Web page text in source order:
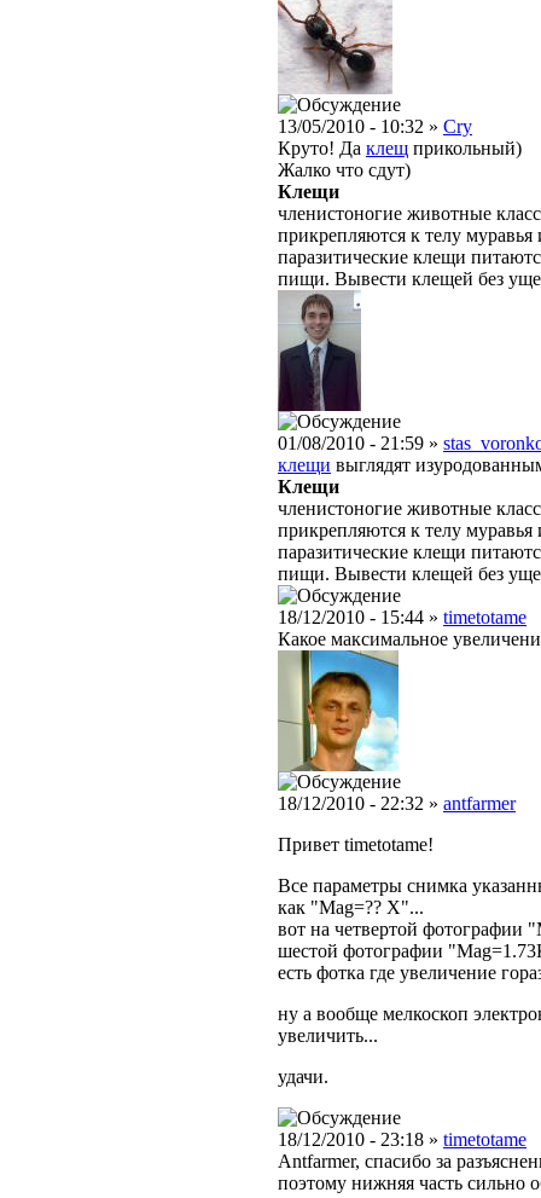
13/05/2010 - 10:32 » Cry
Круто! Да клещ прикольный)
Жалко что сдут)
Клещи
членистоногие животные
прикрепляются к телу
паразитические клещи
пищи. Вывести клещей без
01/08/2010 - 21:59 »
клещи выглядят
Клещи
членистоногие животные
прикрепляются к телу
паразитические клещи
пищи. Вывести клещей без
18/12/2010 - 15:44 » timetotame
Какое максимальное
18/12/2010 - 22:32 » antfarmer
Привет timetotame!
Все параметры снимка
как "Mag=?? X"...
вот на четвертой фотографии
шестой фотографии
есть фотка где увеличение
ну а вообще мелкоскоп
увеличить...
удачи.
18/12/2010 - 23:18 » timetotame
Antfarmer, спасибо за
поэтому нижняя часть сильно